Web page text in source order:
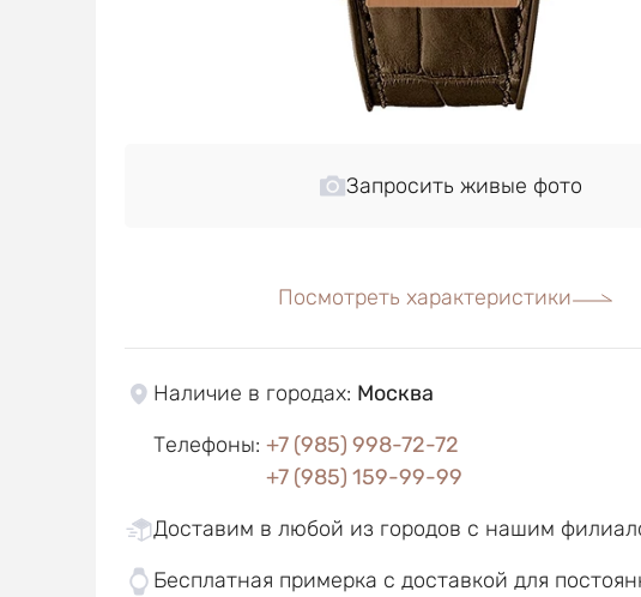
Запросить живые фото
Посмотреть характеристики
Наличие в городах: Москва
Телефоны: +7 (985) 998-72-72
+7 (985) 159-99-99
Доставим в любой из городов с нашим
Бесплатная примерка с доставкой для